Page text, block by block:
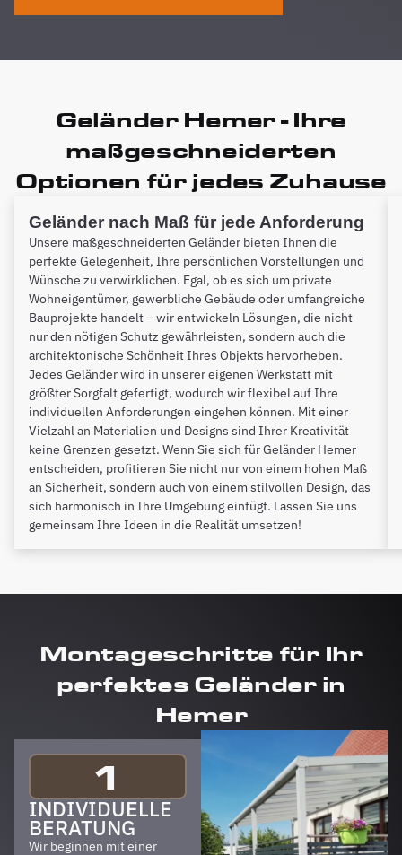
Geländer Hemer - Ihre
maßgeschneiderten
Optionen für jedes Zuhause
Geländer nach Maß für jede Anforderung
Unsere maßgeschneiderten Geländer bieten Ihnen die
perfekte Gelegenheit, Ihre persönlichen Vorstellungen und
Wünsche zu verwirklichen. Egal, ob es sich um private
Wohneigentümer, gewerbliche Gebäude oder umfangreiche
Bauprojekte handelt – wir entwickeln Lösungen, die nicht
nur den nötigen Schutz gewährleisten, sondern auch die
architektonische Schönheit Ihres Objekts hervorheben.
Jedes Geländer wird in unserer eigenen Werkstatt mit
größter Sorgfalt gefertigt, wodurch wir flexibel auf Ihre
individuellen Anforderungen eingehen können. Mit einer
Vielzahl an Materialien und Designs sind Ihrer Kreativität
keine Grenzen gesetzt. Wenn Sie sich für Geländer Hemer
entscheiden, profitieren Sie nicht nur von einem hohen Maß
an Sicherheit, sondern auch von einem stilvollen Design, das
sich harmonisch in Ihre Umgebung einfügt. Lassen Sie uns
gemeinsam Ihre Ideen in die Realität umsetzen!
Montageschritte für Ihr
perfektes Geländer in
Hemer
1
INDIVIDUELLE
BERATUNG
Wir beginnen mit einer